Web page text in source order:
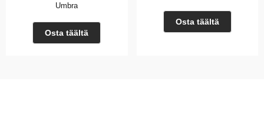
Umbra
Osta täältä
Osta täältä